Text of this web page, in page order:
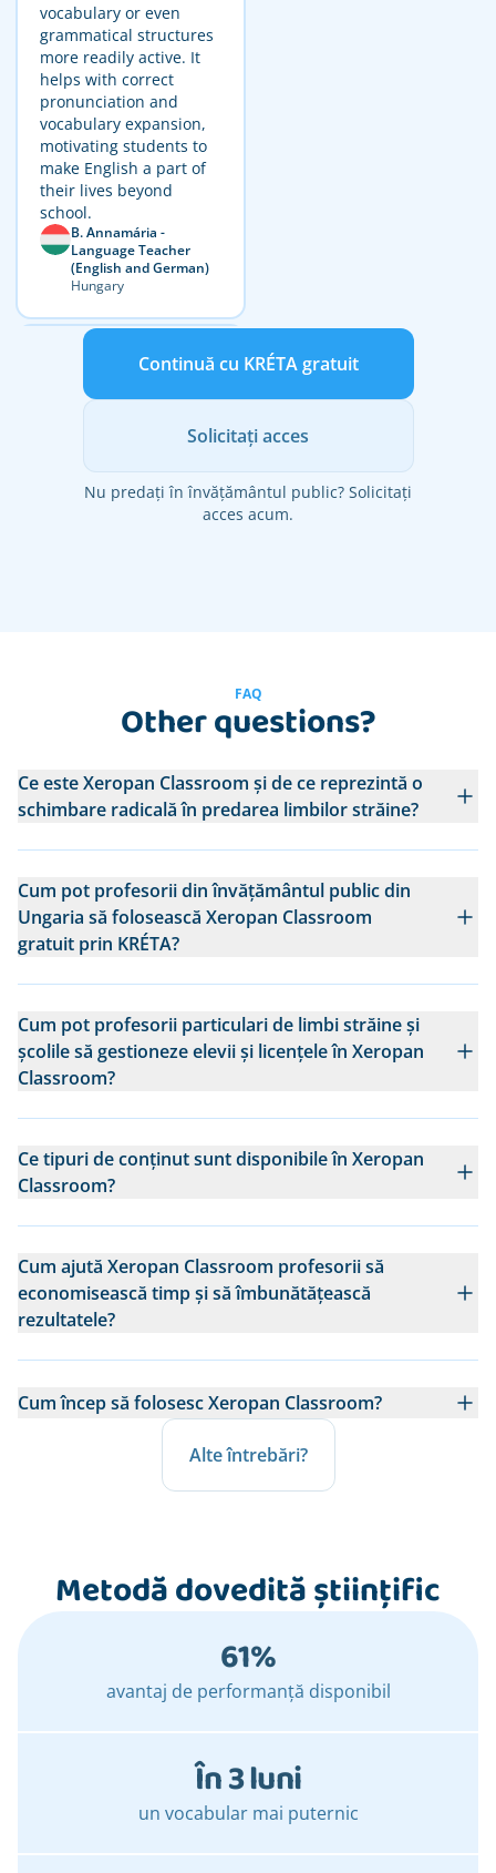
vocabulary or even
grammatical structures
more readily active. It
helps with correct
pronunciation and
vocabulary expansion,
motivating students to
make English a part of
their lives beyond
school.
B. Annamária -
Language Teacher
(English and German)
Hungary
Continuă cu KRÉTA gratuit
Solicitați acces
Nu predați în învățământul public? Solicitați
acces acum.
FAQ
Other questions?
Ce este Xeropan Classroom și de ce reprezintă o
schimbare radicală în predarea limbilor străine?
Cum pot profesorii din învățământul public din
Ungaria să folosească Xeropan Classroom
gratuit prin KRÉTA?
Cum pot profesorii particulari de limbi străine și
școlile să gestioneze elevii și licențele în Xeropan
Classroom?
Ce tipuri de conținut sunt disponibile în Xeropan
Classroom?
Cum ajută Xeropan Classroom profesorii să
economisească timp și să îmbunătățească
rezultatele?
Cum încep să folosesc Xeropan Classroom?
Alte întrebări?
Metodă dovedită științific
avantaj de performanță disponibil
61%
un vocabular mai puternic
În 3 luni